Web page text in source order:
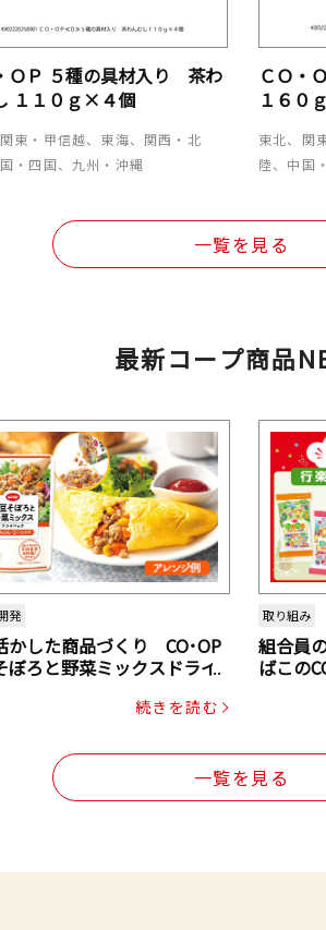
ＯＰ ５種の具材入り 茶わ
１１０ｇ×４個
東・甲信越、東海、関西・北
・四国、九州・沖縄
ＣＯ・
１６０ｇ
東北、関
陸、中国
一覧を見る
最新コープ商品
発
かした商品づくり CO･OP
ぼろと野菜ミックスドライ
続きを読む
取り組み
組合員
ばこの
一覧を見る